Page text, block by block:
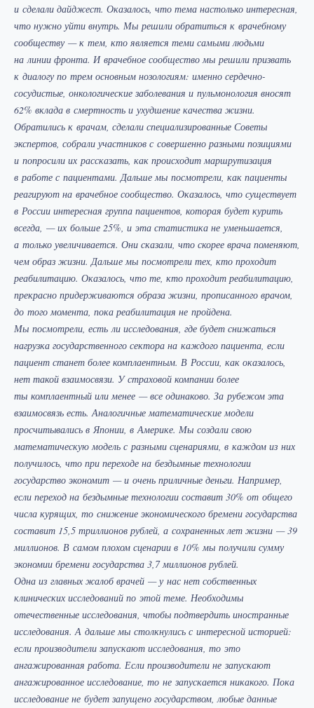
и сделали дайджест. Оказалось, что тема настолько интересная,
что нужно уйти внутрь. Мы решили обратиться к врачебному
сообществу — к тем, кто является теми самыми людьми
на линии фронта. И врачебное сообщество мы решили призвать
к диалогу по трем основным нозологиям: именно сердечно-
сосудистые, онкологические заболевания и пульмонология вносят
62% вклада в смертность и ухудшение качества жизни.
Обратились к врачам, сделали специализированные Советы
экспертов, собрали участников с совершенно разными позициями
и попросили их рассказать, как происходит маршрутизация
в работе с пациентами. Дальше мы посмотрели, как пациенты
реагируют на врачебное сообщество. Оказалось, что существует
в России интересная группа пациентов, которая будет курить
всегда, — их больше 25%, и эта статистика не уменьшается,
а только увеличивается. Они сказали, что скорее врача поменяют,
чем образ жизни. Дальше мы посмотрели тех, кто проходит
реабилитацию. Оказалось, что те, кто проходит реабилитацию,
прекрасно придерживаются образа жизни, прописанного врачом,
до того момента, пока реабилитация не пройдена.
Мы посмотрели, есть ли исследования, где будет снижаться
нагрузка государственного сектора на каждого пациента, если
пациент станет более комплаентным. В России, как оказалось,
нет такой взаимосвязи. У страховой компании более
ты комплаентный или менее — все одинаково. За рубежом эта
взаимосвязь есть. Аналогичные математические модели
просчитывались в Японии, в Америке. Мы создали свою
математическую модель с разными сценариями, в каждом из них
получилось, что при переходе на бездымные технологии
государство экономит — и очень приличные деньги. Например,
если переход на бездымные технологии составит 30% от общего
числа курящих, то снижение экономического бремени государства
составит 15,5 триллионов рублей, а сохраненных лет жизни — 39
миллионов. В самом плохом сценарии в 10% мы получили сумму
экономии бремени государства 3,7 миллионов рублей.
Одна из главных жалоб врачей — у нас нет собственных
клинических исследований по этой теме. Необходимы
отечественные исследования, чтобы подтвердить иностранные
исследования. А дальше мы столкнулись с интересной историей:
если производители запускают исследования, то это
ангажированная работа. Если производители не запускают
ангажированное исследование, то не запускается никакого. Пока
исследование не будет запущено государством, любые данные